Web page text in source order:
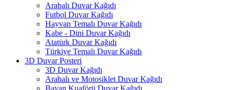
Arabalı Duvar Kağıdı
Futbol Duvar Kağıdı
Hayvan Temalı Duvar Kağıdı
Kabe - Dini Duvar Kağıdı
Atatürk Duvar Kağıdı
Türkiye Temalı Duvar Kağıdı
3D Duvar Posteri
3D Duvar Kağıdı
Arabalı ve Motosiklet Duvar Kağıdı
Bayan Kuaförü Duvar Kağıdı